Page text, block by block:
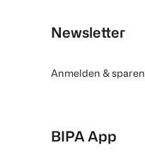
Newsletter
Anmelden & sparen
BIPA App